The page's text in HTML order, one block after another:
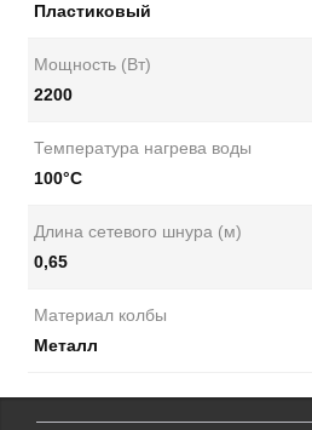
Пластиковый
Мощность (Вт)
2200
Температура нагрева воды
100°C
Длина сетевого шнура (м)
0,65
Материал колбы
Металл